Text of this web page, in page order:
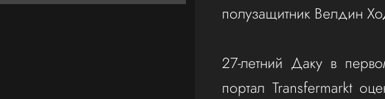
полузащитник Велдин
‎27-летний Даку в
портал Transfermarkt